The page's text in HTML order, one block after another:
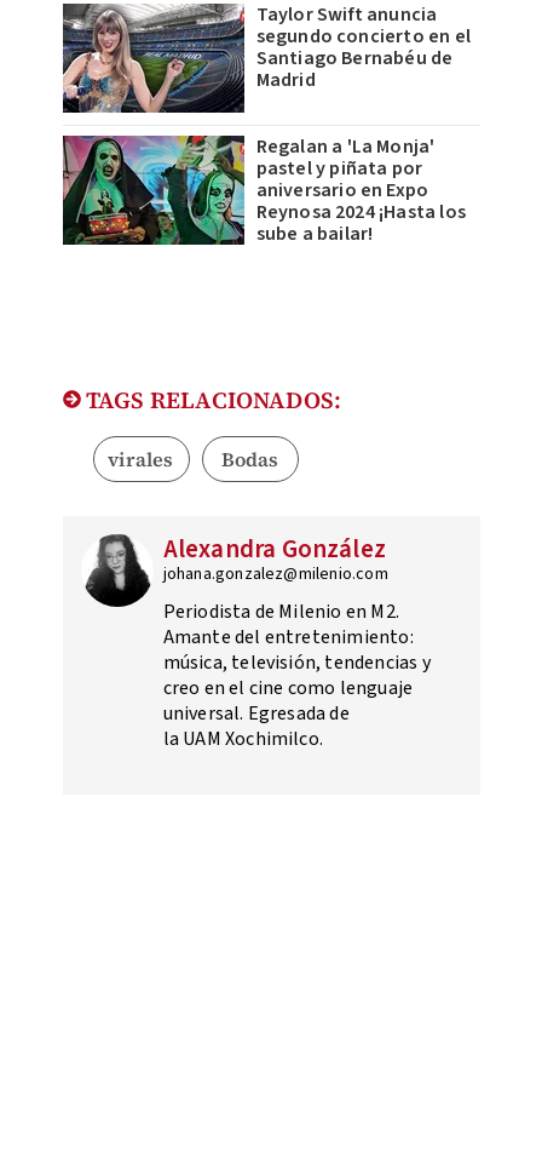
Taylor Swift anuncia
segundo concierto en el
Santiago Bernabéu de
Madrid
Regalan a 'La Monja'
pastel y piñata por
aniversario en Expo
Reynosa 2024 ¡Hasta los
sube a bailar!
TAGS RELACIONADOS:
virales Bodas
Alexandra González
johana.gonzalez@milenio.com
Periodista de Milenio en M2.
Amante del entretenimiento:
música, televisión, tendencias y
creo en el cine como lenguaje
universal. Egresada de
la UAM Xochimilco.